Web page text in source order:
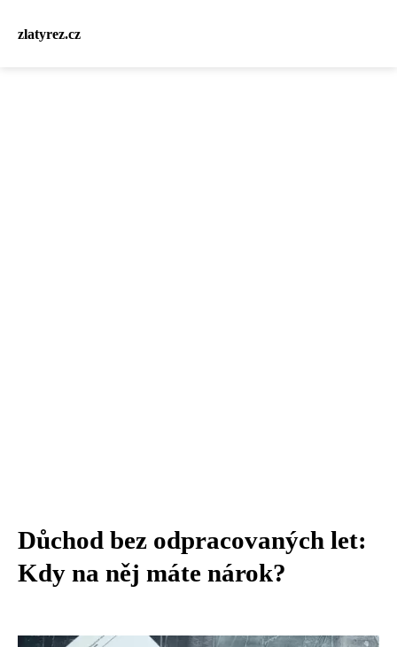
zlatyrez.cz
Důchod bez odpracovaných let:
Kdy na něj máte nárok?